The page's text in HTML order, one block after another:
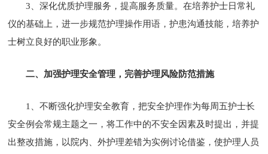
3、深化优质护理服务，提高服务质量。在培养护士日常礼
仪的基础上，进一步规范护理操作用语，护患沟通技能，培养护
士树立良好的职业形象。
二、加强护理安全管理，完善护理风险防范措施
1、不断强化护理安全教育，把安全护理作为每周五护士长
安全例会常规主题之一，将工作中的不安全因素及时提出，并提
出整改措施，以院内、外护理差错为实例讨论借鉴，使护理人员